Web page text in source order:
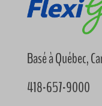
Basé à Québec,
418-657-9000